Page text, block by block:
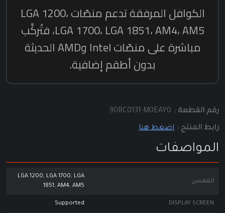
رقم القطعة : 90RC0131-M0EAY0
رابط المنتج : اضغط هنا
المواصفات
المقبس
LGA 1200, LGA 1700, LGA
1851, AM4, AM5
DISPLAY SCREEN
Supported